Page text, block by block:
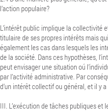
l’action populaire?
L’intérêt public implique la collectivité
titulaire de ses propres intérêts mais
également les cas dans lesquels les
de la société. Dans ces hypothèses,
peut envisager une situation oú
par l’activité administrative. Par
d’un intérêt collectif ou général, et il y
III. L’exécution de tâches publiques et